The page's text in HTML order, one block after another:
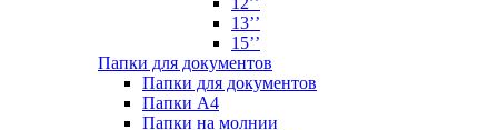
13’’
15’’
Папки для документов
Папки для документов
Папки А4
Папки на молнии